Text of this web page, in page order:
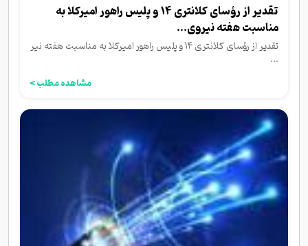
تقدیر از رؤسای کلانتری ۱۴ و پلیس راهور امیرکلا به
مناسبت هفته نیروی...
تقدیر از رؤسای کلانتری ۱۴ و پلیس راهور امیرکلا به مناسبت هفته نیر
...
مشاهده مطلب >